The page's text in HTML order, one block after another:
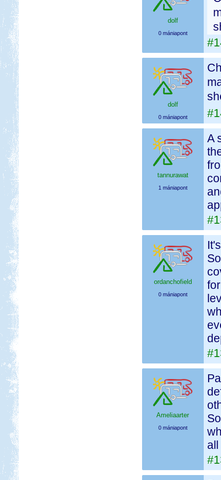
dolf
0 mániapont
dolf
0 mániapont
tannurawat
1 mániapont
A
ordanchofield
0 mániapont
Ameliaarter
0 mániapont